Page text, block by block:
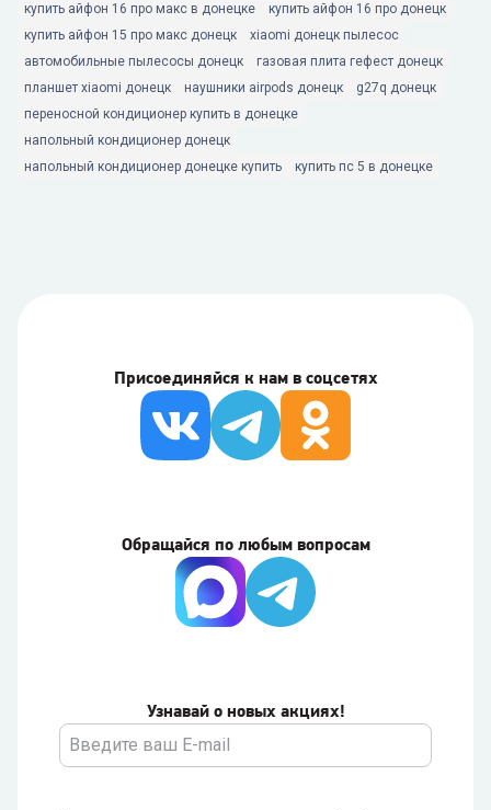
купить айфон 16 про макс в донецке
купить айфон 16 про донецк
купить айфон 15 про макс донецк
xiaomi донецк пылесос
автомобильные пылесосы донецк
газовая плита гефест донецк
планшет xiaomi донецк
наушники airpods донецк
g27q донецк
переносной кондиционер купить в донецке
напольный кондиционер донецк
напольный кондиционер донецке купить
купить пс 5 в донецке
Присоединяйся к нам в соцсетях
Узнавай о новых акциях!
Обращайся по любым вопросам